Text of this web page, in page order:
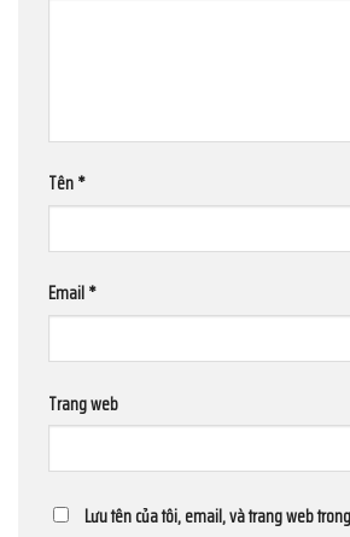
Tên*
Email*
Trang web
Lưu tên của tôi, email, và trang web